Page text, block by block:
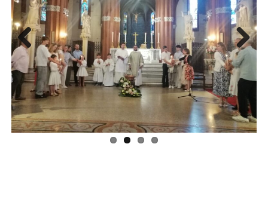
Previous Next